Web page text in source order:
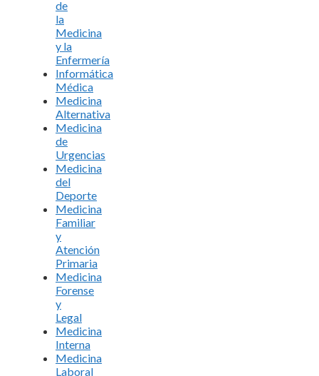
de
la
Medicina
y la
Enfermería
Informática
Médica
Medicina
Alternativa
Medicina
de
Urgencias
Medicina
del
Deporte
Medicina
Familiar
y
Atención
Primaria
Medicina
Forense
y
Legal
Medicina
Interna
Medicina
Laboral